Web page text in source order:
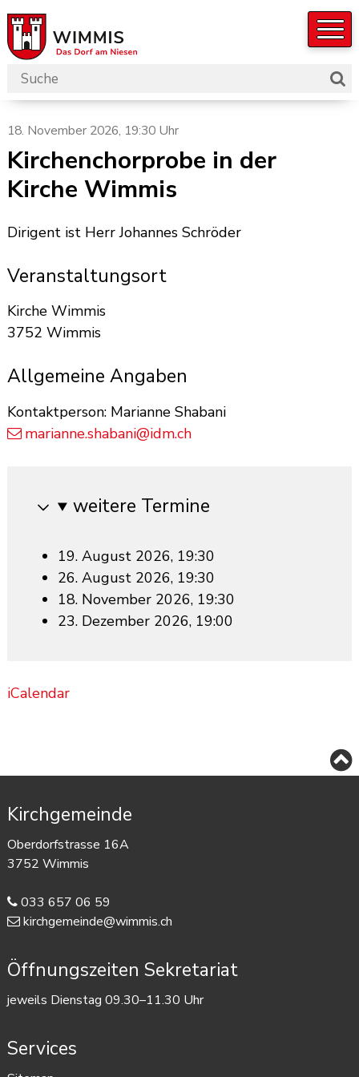
Navigieren in der Gemeinde
Schnellnavigation
Suchbegriff
Hauptnavigation
Kirchenchorprobe in der
Kirche Wimmis
18. November 2026, 19:30 Uhr
Dirigent ist Herr Johannes Schröder
Veranstaltungsort
Kirche Wimmis
3752 Wimmis
Allgemeine Angaben
Kontaktperson: Marianne Shabani
marianne.shabani@idm.ch
weitere Termine
19. August 2026, 19:30
26. August 2026, 19:30
18. November 2026, 19:30
23. Dezember 2026, 19:00
iCalendar
Footer
Kirchgemeinde
Oberdorfstrasse 16A
3752 Wimmis
033 657 06 59
kirchgemeinde@wimmis.ch
Öffnungszeiten Sekretariat
jeweils Dienstag 09.30–11.30 Uhr
Services